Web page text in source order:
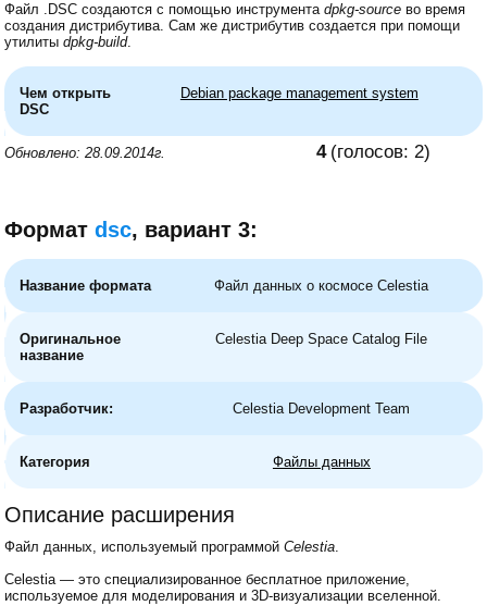
Файл .DSC создаются с помощью инструментаdpkg-source во время
создания дистрибутива. Сам же дистрибутив создается при помощи
утилитыdpkg-build.
Чем открыть
DSC
Debian package management system
Обновлено: 28.09.2014г. 4 (голосов:2)
Форматdsc, вариант 3:
Название формата Файл данных о космосе Celestia
Оригинальное
название
Celestia Deep Space Catalog File
Разработчик: Celestia Development Team
Категория Файлы данных
Описание расширения
Файл данных, используемый программойCelestia.
Celestia — это специализированное бесплатное приложение,
используемое для моделирования и 3D-визуализации вселенной.